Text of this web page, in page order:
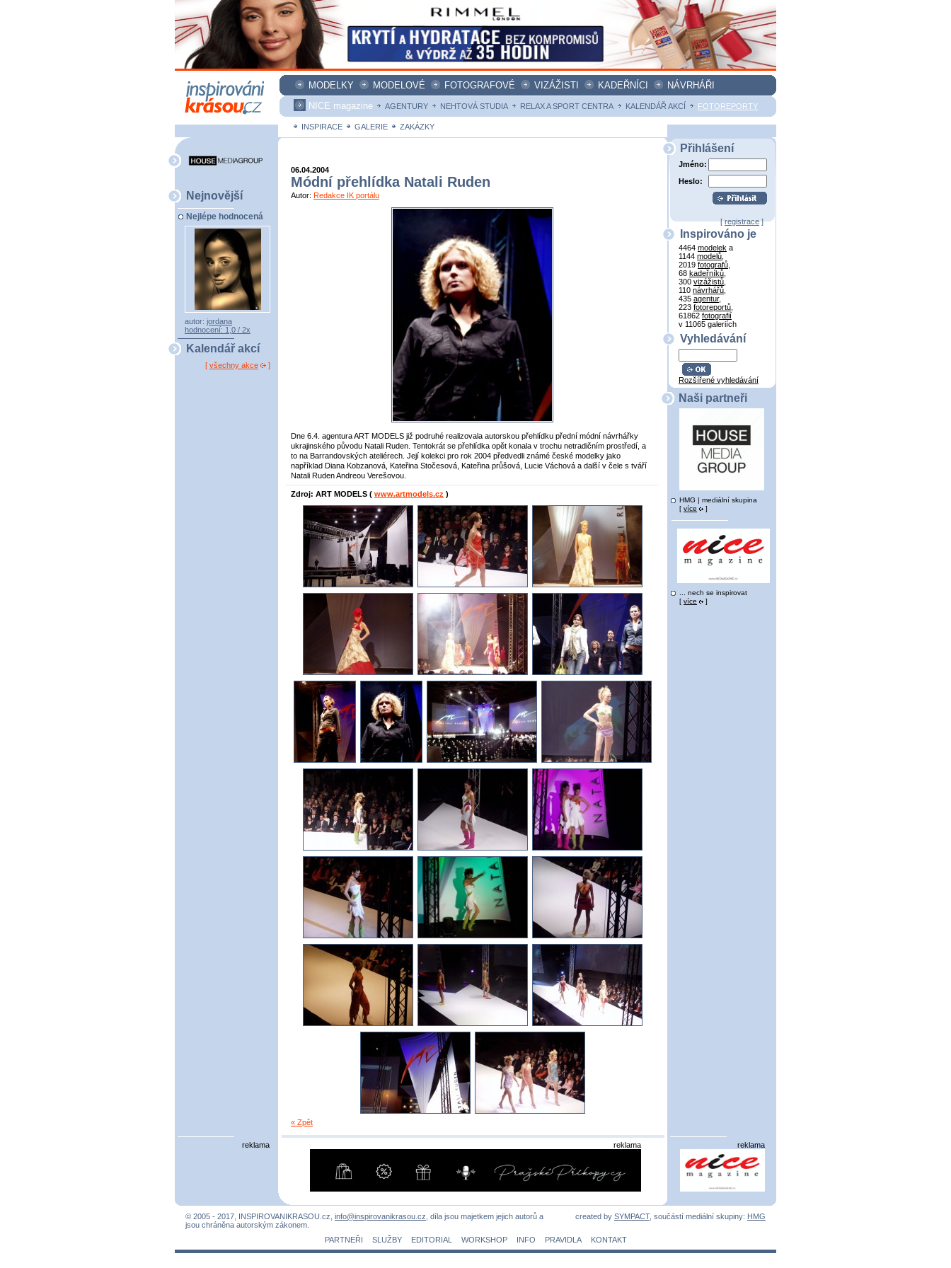
MODELKY MODELOVÉ FOTOGRAFOVÉ VIZÁŽISTI KADEŘNÍCI
NÁVRHÁŘI
NICE magazine
AGENTURY NEHTOVÁ STUDIA RELAX A SPORT CENTRA KALENDÁŘ AKCÍ FOTOREPORTY
INSPIRACE GALERIE ZAKÁZKY
Nejnovější
Nejlépe hodnocená
autor: jordana
hodnocení: 1,0 / 2x
Kalendář akcí
[ všechny akce ]
06.04.2004
Módní přehlídka Natali Ruden
Autor: Redakce IK portálu
Dne 6.4. agentura ART MODELS již podruhé realizovala autorskou přehlídku přední módní návrhářky
ukrajinského původu Natali Ruden. Tentokrát se přehlídka opět konala v trochu netradičním prostředí, a
to na Barrandovských ateliérech. Její kolekci pro rok 2004 předvedli známé české modelky jako
například Diana Kobzanová, Kateřina Stočesová, Kateřina průšová, Lucie Váchová a další v čele s tváří
Natali Ruden Andreou Verešovou.
Zdroj: ART MODELS ( www.artmodels.cz )
« Zpět
Přihlášení
Jméno:
Heslo:
[registrace]
Inspirováno je
4464 modelek a
1144 modelů
2019 fotografů
68 kadeřníků
300 vizážistů
110 návrhářů
435 agentur,
223 fotoreportů
61862 fotografií
v 11065 galeriích
Vyhledávání
Rozšířené vyhledávání
Naši partneři
HMG | mediální skupina
[ více ]
... nech se inspirovat
[ více ]
reklama reklama reklama
created by SYMPACT, součástí mediální skupiny: HMG
© 2005 - 2017, INSPIROVANIKRASOU.cz, info@inspirovanikrasou.cz , díla jsou majetkem jejich autorů a
jsou chráněna autorským zákonem.
PARTNEŘI
SLUŽBY EDITORIAL WORKSHOP INFO PRAVIDLA KONTAKT